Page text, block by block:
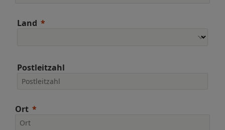
Land
Postleitzahl
Ort